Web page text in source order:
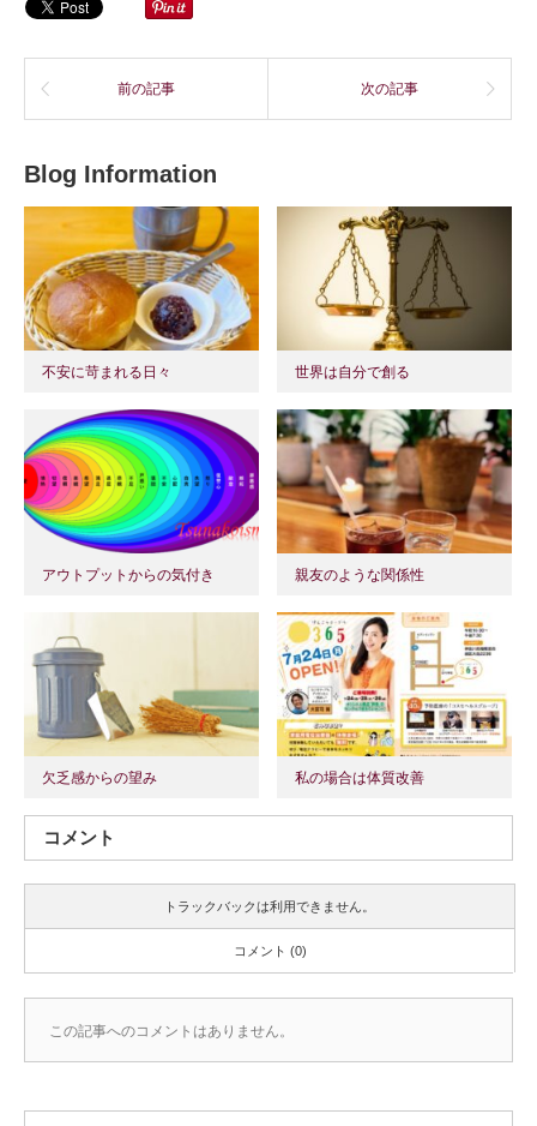
前の記事 次の記事
Blog Information
不安に苛まれる日々 世界は自分で創る
アウトプットからの気付き 親友のような関係性
欠乏感からの望み 私の場合は体質改善
コメント
トラックバックは利用できません。
コメント (0)
この記事へのコメントはありません。